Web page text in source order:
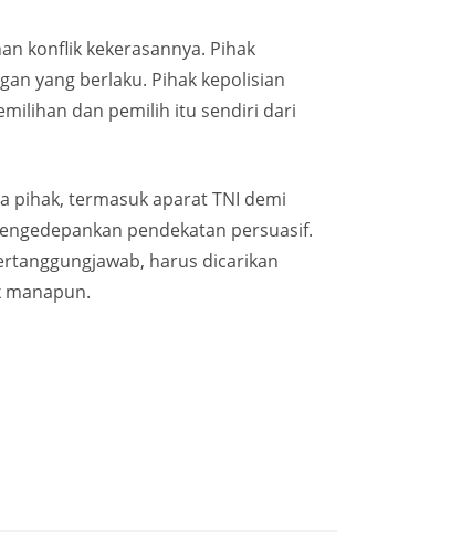
konflik kekerasannya. Pihak
yang berlaku. Pihak kepolisian
dan pemilih itu sendiri dari
pihak, termasuk aparat TNI demi
pendekatan persuasif.
harus dicarikan
manapun.